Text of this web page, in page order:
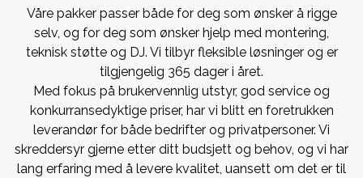
Våre pakker passer både for deg som ønsker å rigge
selv, og for deg som ønsker hjelp med montering,
teknisk støtte og DJ. Vi tilbyr fleksible løsninger og er
tilgjengelig 365 dager i året.
Med fokus på brukervennlig utstyr, god service og
konkurransedyktige priser, har vi blitt en foretrukken
leverandør for både bedrifter og privatpersoner. Vi
skreddersyr gjerne etter ditt budsjett og behov, og vi har
lang erfaring med å levere kvalitet, uansett om det er til